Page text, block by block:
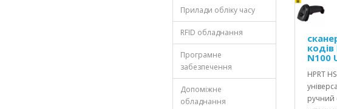
Прилади обліку часу
RFID обладнання
Програмне
забезпечення
Допоміжне
обладнання
кодів
N100
HPRT
ручний